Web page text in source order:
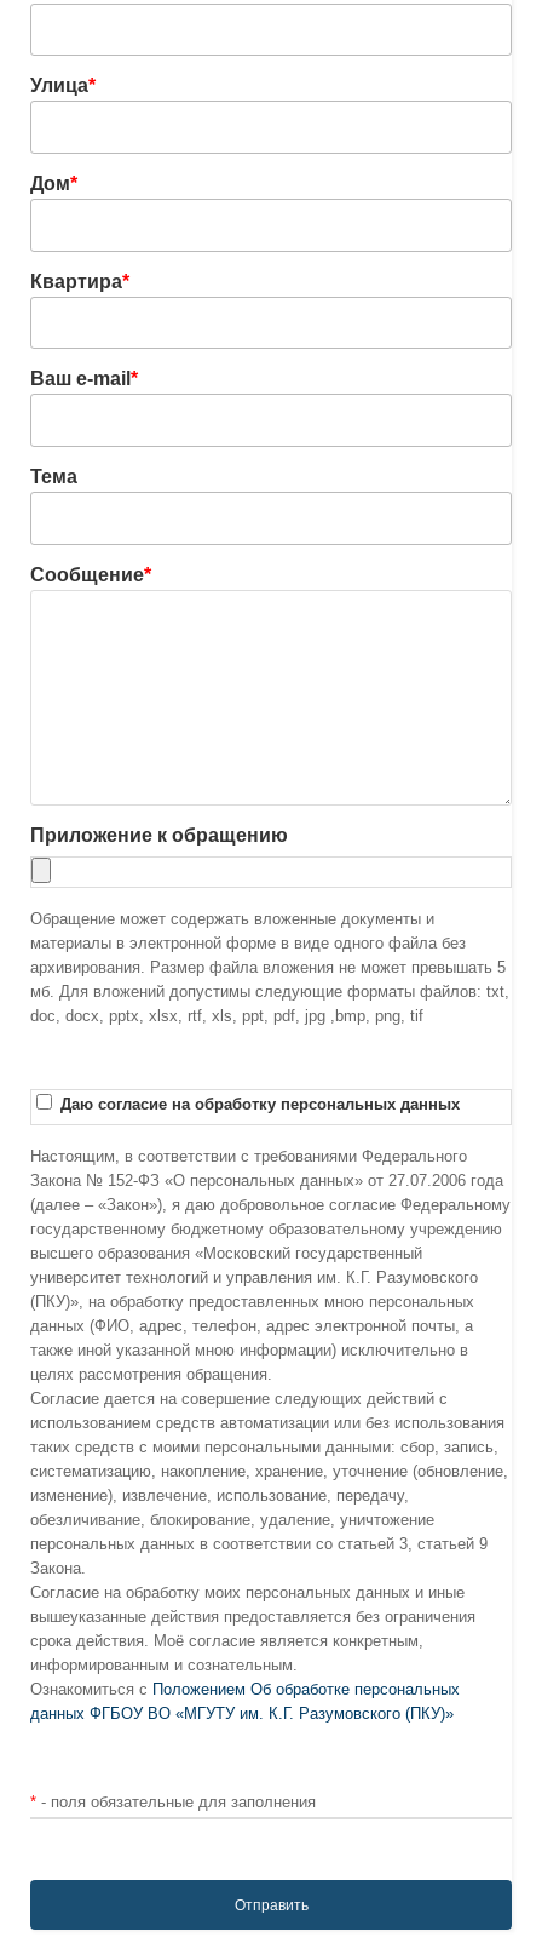
Улица*
Дом*
Квартира*
Ваш e-mail *
Тема
Сообщение*
Приложение к обращению
Обращение может содержать вложенные документы и
материалы в электронной форме в виде одного файла без
архивирования. Размер файла вложения не может превышать 5
мб. Для вложений допустимы следующие форматы файлов: txt,
doc, docx, pptx, xlsx, rtf, xls, ppt, pdf, jpg ,bmp, png, tif
Даю согласие на обработку персональных данных
Настоящим, в соответствии с требованиями Федерального
Закона № 152-ФЗ «О персональных данных» от 27.07.2006 года
(далее – «Закон»), я даю добровольное согласие Федеральному
государственному бюджетному образовательному учреждению
высшего образования «Московский государственный
университет технологий и управления им. К.Г. Разумовского
(ПКУ)», на обработку предоставленных мною персональных
данных (ФИО, адрес, телефон, адрес электронной почты, а
также иной указанной мною информации) исключительно в
целях рассмотрения обращения.
Согласие дается на совершение следующих действий с
использованием средств автоматизации или без использования
таких средств с моими персональными данными: сбор, запись,
систематизацию, накопление, хранение, уточнение (обновление,
изменение), извлечение, использование, передачу,
обезличивание, блокирование, удаление, уничтожение
персональных данных в соответствии со статьей 3, статьей 9
Закона.
Согласие на обработку моих персональных данных и иные
вышеуказанные действия предоставляется без ограничения
срока действия. Моё согласие является конкретным,
информированным и сознательным.
Ознакомиться с Положением Об обработке персональных
данных ФГБОУ ВО «МГУТУ им. К.Г. Разумовского (ПКУ)»
* - поля обязательные для заполнения